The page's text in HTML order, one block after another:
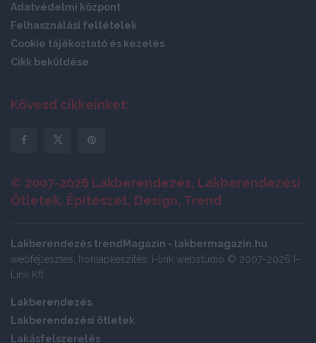
Adatvédelmi központ
Felhasználási feltételek
Cookie tájékoztató és kezelés
Cikk beküldése
Kövesd cikkeinket:
© 2007-2026 Lakberendezés, Lakberendezési
Ötletek, Építészet, Design, Trend
Lakberendezés trendMagazin - lakbermagazin.hu
webfejlesztés, honlapkészítés: i-link webstúdió © 2007-2026 I-
Link Kft
Lakberendezés
Lakberendezési ötletek
Lakásfelszerelés